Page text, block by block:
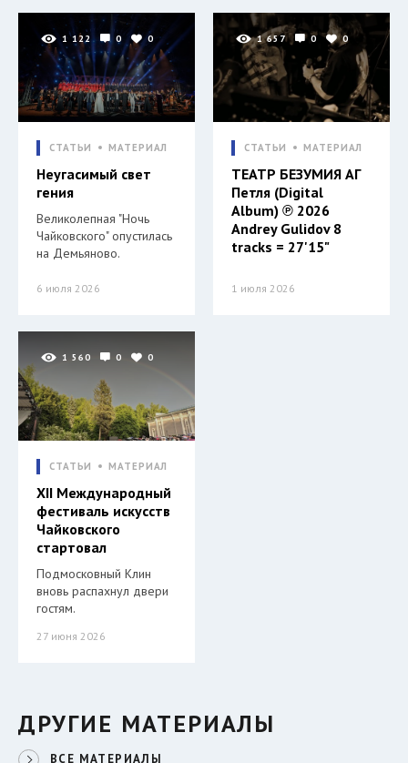
1 122 0 0
СТАТЬИ МАТЕРИАЛ
Неугасимый свет
гения
Великолепная "Ночь
Чайковского" опустилась
на Демьяново.
6 июля 2026
1 657 0 0
СТАТЬИ МАТЕРИАЛ
ТЕАТР БЕЗУМИЯ АГ
Петля (Digital
Album) ℗ 2026
Andrey Gulidov 8
tracks = 27'15"
1 июля 2026
1 560 0 0
СТАТЬИ МАТЕРИАЛ
XII Международный
фестиваль искусств
Чайковского
стартовал
Подмосковный Клин
вновь распахнул двери
гостям.
27 июня 2026
ДРУГИЕ МАТЕРИАЛЫ
ВСЕ МАТЕРИАЛЫ